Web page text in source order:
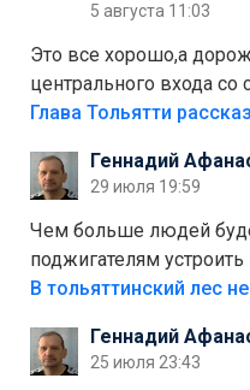
5 августа 11:03
Это все хорошо,а
центрального входа
аттракционам слабо
лежала в парке и
украли.
Геннадий
29 июля 19:59
Чем больше людей
поджигателям
костры,тех надо
Штрафы мизерные.
Геннадий
25 июля 23:43